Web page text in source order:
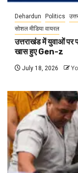
Dehardun Politics
सोशल मीडिया वायरल
उत्तराखंड में युवाओं पर
खास हुए Gen-z
July 18, 2026